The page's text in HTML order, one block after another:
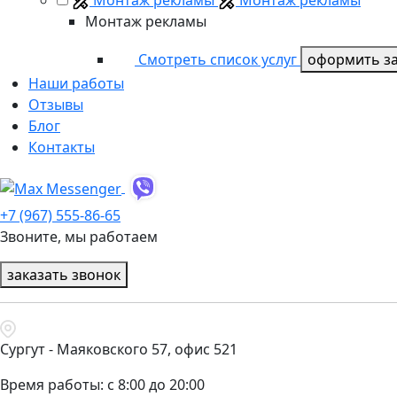
Монтаж рекламы
Смотреть список услуг оформить
Наши работы
Отзывы
Блог
Контакты
+7 (967) 555-86-65
Звоните, мы работаем
заказать звонок
Сургут - Маяковского 57, офис 521
Время работы: с 8:00 до 20:00